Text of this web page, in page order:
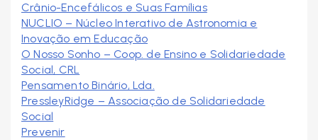
Crânio-Encefálicos e Suas Famílias
NUCLIO – Núcleo Interativo de Astronomia e
Inovação em Educação
O Nosso Sonho – Coop. de Ensino e Solidariedade
Social, CRL
Pensamento Binário, Lda.
PressleyRidge – Associação de Solidariedade
Social
Prevenir